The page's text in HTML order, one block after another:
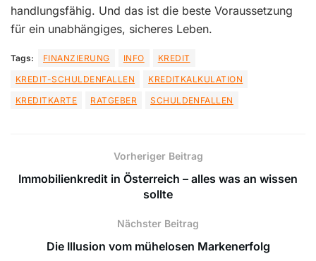
handlungsfähig. Und das ist die beste Voraussetzung
für ein unabhängiges, sicheres Leben.
Tags: FINANZIERUNG INFO
KREDIT
KREDIT-SCHULDENFALLEN
KREDITKALKULATION
KREDITKARTE
RATGEBER SCHULDENFALLEN
Vorheriger Beitrag
Immobilienkredit in Österreich – alles was an wissen
sollte
Nächster Beitrag
Die Illusion vom mühelosen Markenerfolg